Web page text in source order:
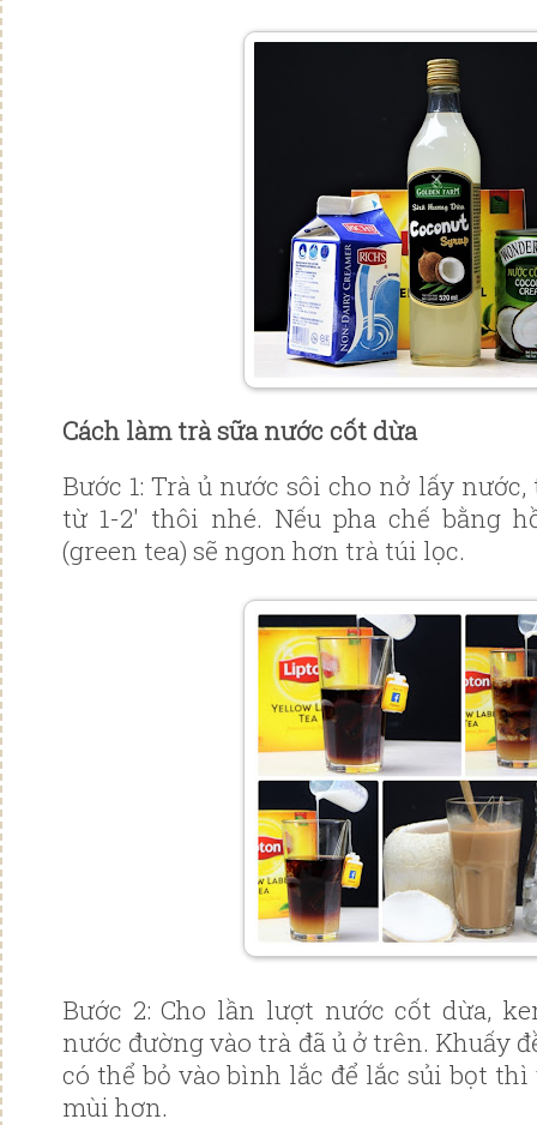
Cách làm trà sữa nước cốt dừa
Bước 1: Trà ủ nước sôi cho nở lấy
từ 1-2' thôi nhé. Nếu pha chế bằng
(green tea) sẽ ngon hơn trà túi lọc.
Bước 2: Cho lần lượt nước cốt dừa,
nước đường vào trà đã ủ ở trên. Khuấy
có thể bỏ vào bình lắc để lắc sủi bọt thì
mùi hơn.